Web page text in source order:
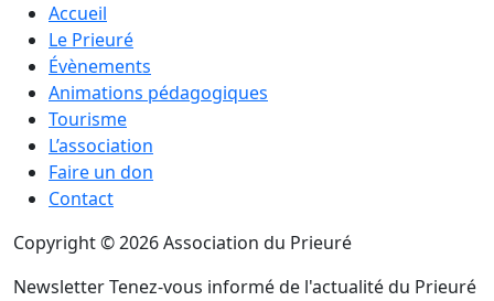
Accueil
Le Prieuré
Évènements
Animations pédagogiques
Tourisme
L’association
Faire un don
Contact
Copyright © 2026 Association du Prieuré
NewsletterTenez-vous informé de l'actualité du Prieuré